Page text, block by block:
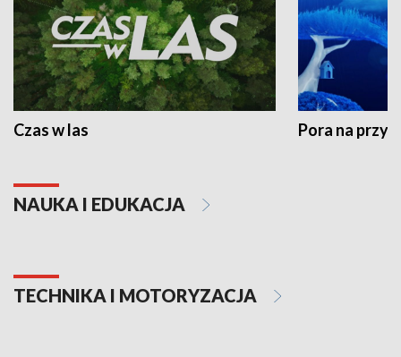
Czas w las Pora na
NAUKA I EDUKACJA
TECHNIKA I MOTORYZACJA